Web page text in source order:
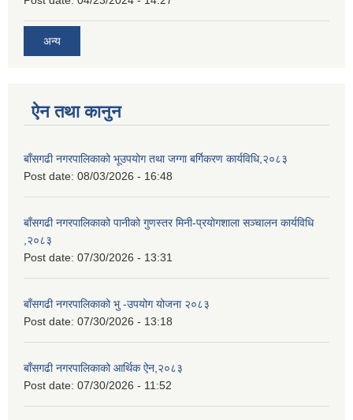
अन्य
ऐन तथा कानुन
बाँसगढी नगरपालिकाको भूउपयोग तथा जग्गा बर्गिकरण कार्यविधि,२०८३
Post date: 08/03/2026 - 16:48
बाँसगढी नगरपालिकाको पानीको गुणस्तर मिनी-प्रयोगशाला सञ्चालन कार्यविधि
,२०८३
Post date: 07/30/2026 - 13:31
बाँसगढी नगरपालिकाको भु -उपयोग योजना २०८३
Post date: 07/30/2026 - 13:18
बाँसगढी नगरपालिकाको आर्थिक ऐन,२०८३
Post date: 07/30/2026 - 11:52